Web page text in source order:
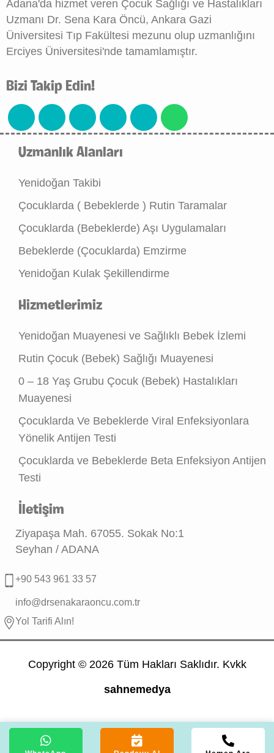
Adana'da hizmet veren Çocuk Sağlığı ve Hastalıkları
Uzmanı Dr. Sena Kara Öncü, Ankara Gazi
Üniversitesi Tıp Fakültesi mezunu olup uzmanlığını
Erciyes Üniversitesi'nde tamamlamıştır.
Bizi Takip Edin!
Uzmanlık Alanları
Yenidoğan Takibi
Çocuklarda ( Bebeklerde ) Rutin Taramalar
Çocuklarda (Bebeklerde) Aşı Uygulamaları
Bebeklerde (Çocuklarda) Emzirme
Yenidoğan Kulak Şekillendirme
Hizmetlerimiz
Yenidoğan Muayenesi ve Sağlıklı Bebek İzlemi
Rutin Çocuk (Bebek) Sağlığı Muayenesi
0 – 18 Yaş Grubu Çocuk (Bebek) Hastalıkları
Muayenesi
Çocuklarda Ve Bebeklerde Viral Enfeksiyonlara
Yönelik Antijen Testi
Çocuklarda ve Bebeklerde Beta Enfeksiyon Antijen
Testi
İletişim
Ziyapaşa Mah. 67055. Sokak No:1
Seyhan / ADANA
+90 543 961 33 57
info@drsenakaraoncu.com.tr
Yol Tarifi Alın!
Copyright © 2026 Tüm Hakları Saklıdır. Kvkk
sahnemedya